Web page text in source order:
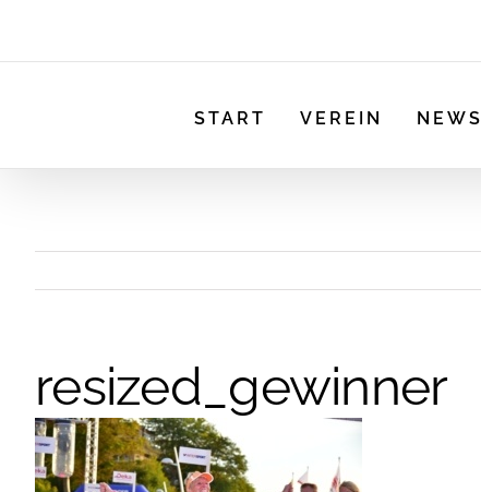
START VEREIN NEWS
resized_gewinner